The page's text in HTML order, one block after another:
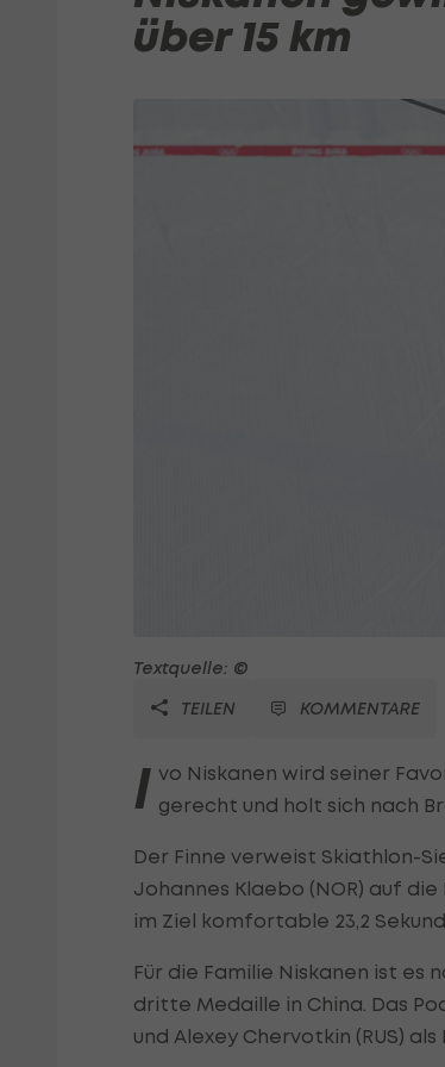
über 15 km
Textquelle: ©
TEILEN
KOMMENTARE
I vo Niskanen wird seiner
gerecht und holt sich nach
Der Finne verweist Skiathlon-
Johannes Klaebo (NOR) auf
im Ziel komfortable 23,2
Für die Familie Niskanen ist es
dritte Medaille in China. Das
und Alexey Chervotkin (RUS)